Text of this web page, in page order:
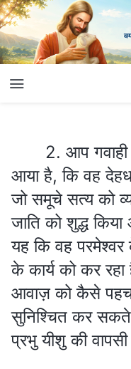
2. आप
आया है, कि वह
जो समूचे सत्य को
जाति को शुद्ध
यह कि वह
के कार्य को कर
आवाज़ को कैसे
सुनिश्चित कर सकते
प्रभु यीशु की